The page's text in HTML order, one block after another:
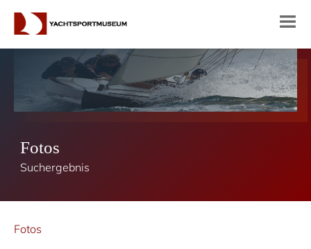
Fotos
Suchergebnis
Fotos